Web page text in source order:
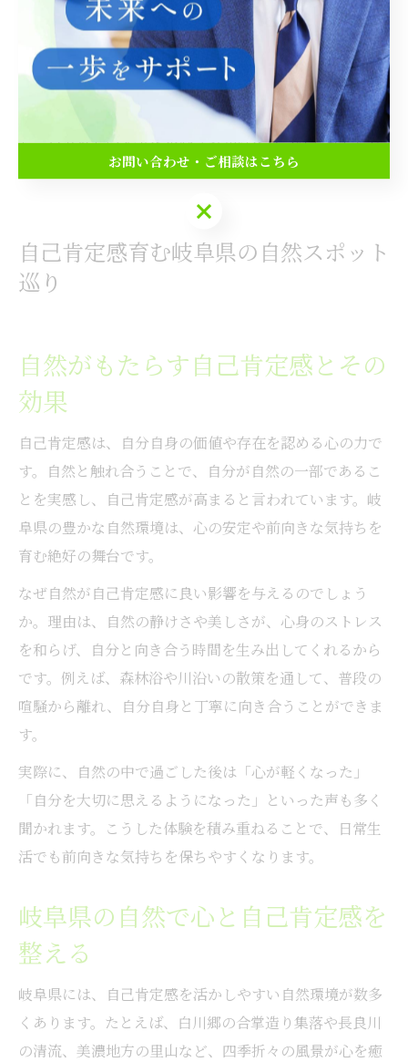
ことで、自分の役割や存在価値を再認識できた」という
声が寄せられています。失敗を恐れずにチャレンジし、
成功体験を積み重ねることが、自己肯定感の成長を支え
る秘訣です。岐阜県ならではの学びや癒しの場を活用
し、自分らしい人生を歩むきっかけを見つけてみてくだ
自己肯定感育む岐阜県の自然スポット
巡り
自然がもたらす自己肯定感とその
効果
自己肯定感は、自分自身の価値や存在を認める心の力で
す。自然と触れ合うことで、自分が自然の一部であるこ
とを実感し、自己肯定感が高まると言われています。岐
阜県の豊かな自然環境は、心の安定や前向きな気持ちを
育む絶好の舞台です。
なぜ自然が自己肯定感に良い影響を与えるのでしょう
か。理由は、自然の静けさや美しさが、心身のストレス
を和らげ、自分と向き合う時間を生み出してくれるから
です。例えば、森林浴や川沿いの散策を通して、普段の
喧騒から離れ、自分自身と丁寧に向き合うことができま
す。
実際に、自然の中で過ごした後は「心が軽くなった」
「自分を大切に思えるようになった」といった声も多く
聞かれます。こうした体験を積み重ねることで、日常生
活でも前向きな気持ちを保ちやすくなります。
岐阜県の自然で心と自己肯定感を
整える
岐阜県には、自己肯定感を活かしやすい自然環境が数多
くあります。たとえば、白川郷の合掌造り集落や長良川
の清流、美濃地方の里山など、四季折々の風景が心を癒
お問い合わせ・ご相談はこちら
お問い合わせ・ご相談はこちら